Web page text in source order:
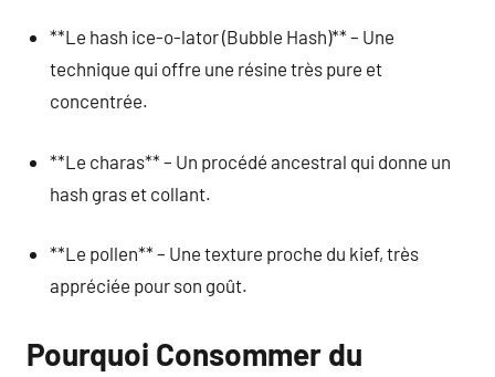
**Le hash ice-o-lator (Bubble Hash)** – Une
technique qui offre une résine très pure et
concentrée.
**Le charas** – Un procédé ancestral qui donne un
hash gras et collant.
**Le pollen** – Une texture proche du kief, très
appréciée pour son goût.
Pourquoi Consommer du